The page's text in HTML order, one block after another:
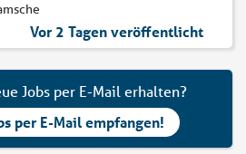
Vor 2 Tagen veröffentlicht
Jobs per E-Mail erhalten?
per E-Mail empfangen!